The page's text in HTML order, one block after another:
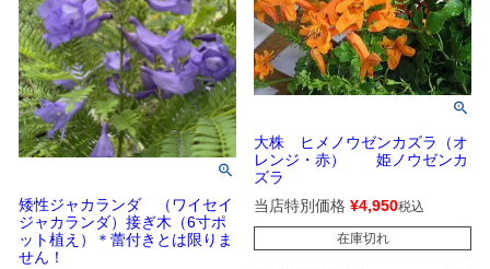
矮性ジャカランダ （ワイセイ
ジャカランダ）接ぎ木（6寸ポ
ット植え）＊蕾付きとは限りま
せん！
大株 ヒメノウゼンカズラ（オ
レンジ・赤） 姫ノウゼンカ
ズラ
当店特別価格 ¥4,950税込
在庫切れ